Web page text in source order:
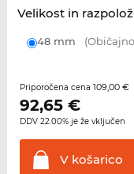
Velikost in
48 mm
Priporočena cena 109,00 €
92,65€
DDV 22.00% je že vključen
Vkošarico